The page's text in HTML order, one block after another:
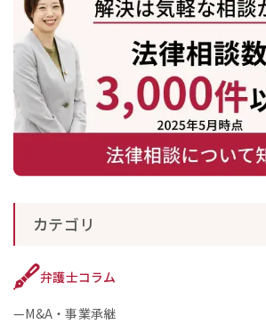
カテゴリ
弁護士コラム
M&A・事業承継